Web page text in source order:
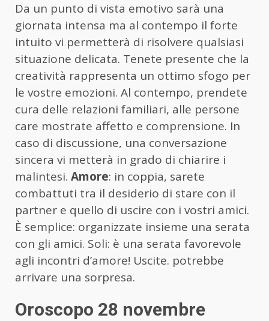
Da un punto di vista emotivo sarà una
giornata intensa ma al contempo il forte
intuito vi permetterà di risolvere qualsiasi
situazione delicata. Tenete presente che la
creatività rappresenta un ottimo sfogo per
le vostre emozioni. Al contempo, prendete
cura delle relazioni familiari, alle persone
care mostrate affetto e comprensione. In
caso di discussione, una conversazione
sincera vi metterà in grado di chiarire i
malintesi. Amore: in coppia, sarete
combattuti tra il desiderio di stare con il
partner e quello di uscire con i vostri amici.
È semplice: organizzate insieme una serata
con gli amici. Soli: è una serata favorevole
agli incontri d’amore! Uscite. potrebbe
arrivare una sorpresa.
Oroscopo 28 novembre